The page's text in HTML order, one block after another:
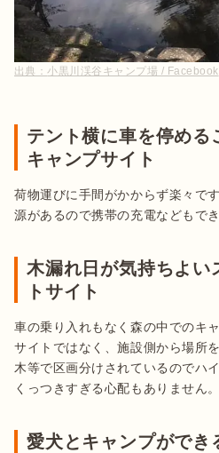
出典： 小黒川渓谷キャンプ場 / Facebook
テント横に車を停める
キャンプサイト
荷物運びに手間がかからず楽々で
源があるので携帯の充電などもでき
木漏れ日が気持ちよい
トサイト
車の乗り入れもなく森の中でのキ
サイトではなく、施設側から場所
木等で区画分けされているのでハ
くっつきすぎる心配もありません。
愛犬とキャンプができ